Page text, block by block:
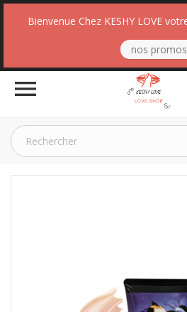
Bienvenue Chez KESHY LOVE
nos promos
